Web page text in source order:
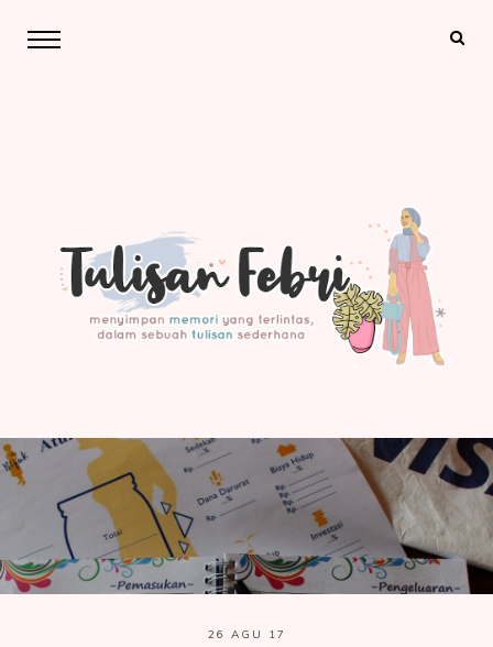
26 AGU 17